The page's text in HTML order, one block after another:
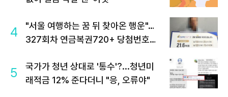
4
"서울 여행하는 꿈 뒤 찾아온 행운"…
327회차 연금복권720+ 당첨번호조
5
국가가 청년 상대로 '통수'?...청년미
래적금 12% 준다더니 "응, 오류야"